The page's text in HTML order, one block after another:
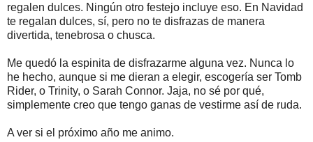
regalen dulces. Ningún otro festejo incluye eso. En Navidad
te regalan dulces, sí, pero no te disfrazas de manera
divertida, tenebrosa o chusca.
Me quedó la espinita de disfrazarme alguna vez. Nunca lo
he hecho, aunque si me dieran a elegir, escogería ser Tomb
Rider, o Trinity, o Sarah Connor. Jaja, no sé por qué,
simplemente creo que tengo ganas de vestirme así de ruda.
A ver si el próximo año me animo.